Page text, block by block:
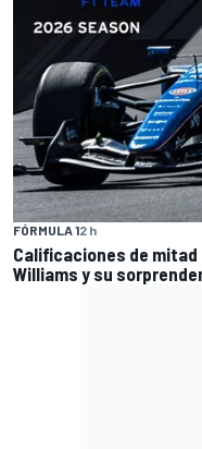
FÓRMULA 12 h
Calificaciones de mitad
Williams y su